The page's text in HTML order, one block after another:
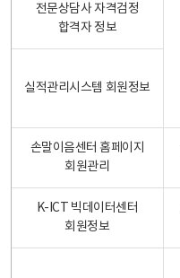
전문상담사 자격검정
합격자 정보
실적관리시스템 회원정보
손말이음센터 홈페이지
회원관리
K-ICT 빅데이터센터
회원정보